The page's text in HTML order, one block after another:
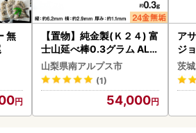
無
【置物】純金製(Ｋ２４) 富
士山延べ棒0.3グラム ALP
BK193
山梨県南アルプス市
(1)
54,000
ア
ジ
(1ケース)
ビ
茨